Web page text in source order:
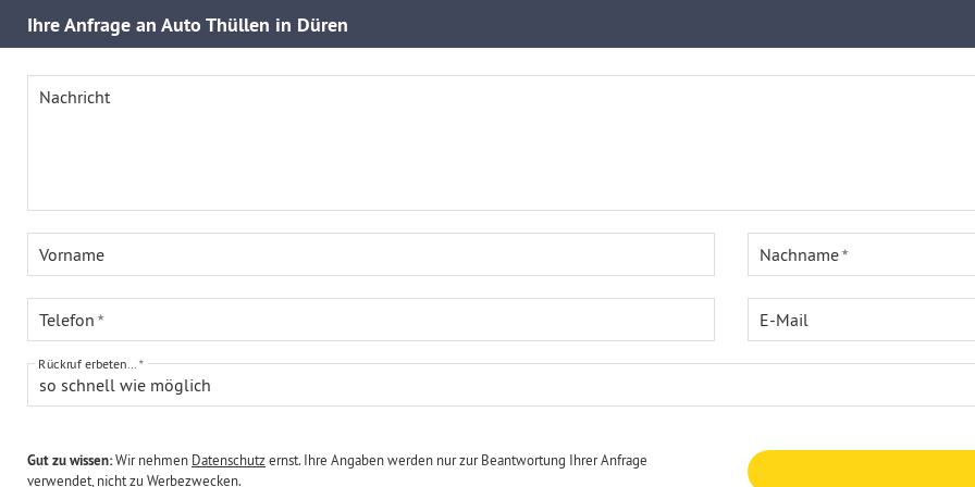
IhreAnfrage an Auto Thüllen in Düren
Nachricht
Vorname Nachname
Telefon E-Mail
so schnell wie möglich
Rückruf erbeten...
Gut zu wissen:Wir nehmen Datenschutzernst. Ihre Angaben werden nur zur Beantwortung Ihrer Anfrage
verwendet, nicht zu Werbezwecken.